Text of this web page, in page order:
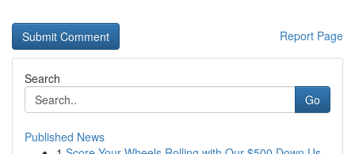
Report Page
Search
Go
Published News